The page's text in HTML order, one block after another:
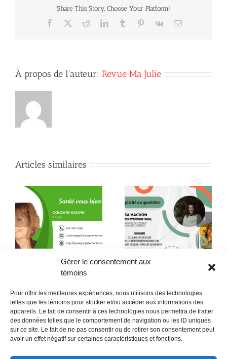
Gérer le consentement aux
témoins
Pour offrir les meilleures expériences, nous utilisons des technologies
telles que les témoins pour stocker et/ou accéder aux informations des
appareils. Le fait de consentir à ces technologies nous permettra de traiter
des données telles que le comportement de navigation ou les ID uniques
sur ce site. Le fait de ne pas consentir ou de retirer son consentement peut
avoir un effet négatif sur certaines caractéristiques et fonctions.
intuition
Share This Story, Choose Your Platform!
Facebook RedditLinkedInTumblr Pinterest
Vk Courriel
À propos de l’auteur: Revue Ma Julie
Articles similaires
Quand la conscience
fait son chemin jusque
dans l’assiette !
Quelques citations de
Neale Donald Walsch
POLITIQUE CONFIDENTIALITÉES